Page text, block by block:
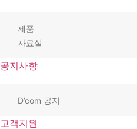
제품
자료실
공지사항
D’com 공지
고객지원